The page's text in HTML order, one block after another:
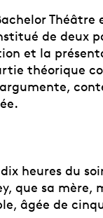
de deux
et la
théorique
heures du
que sa mère,
âgée de